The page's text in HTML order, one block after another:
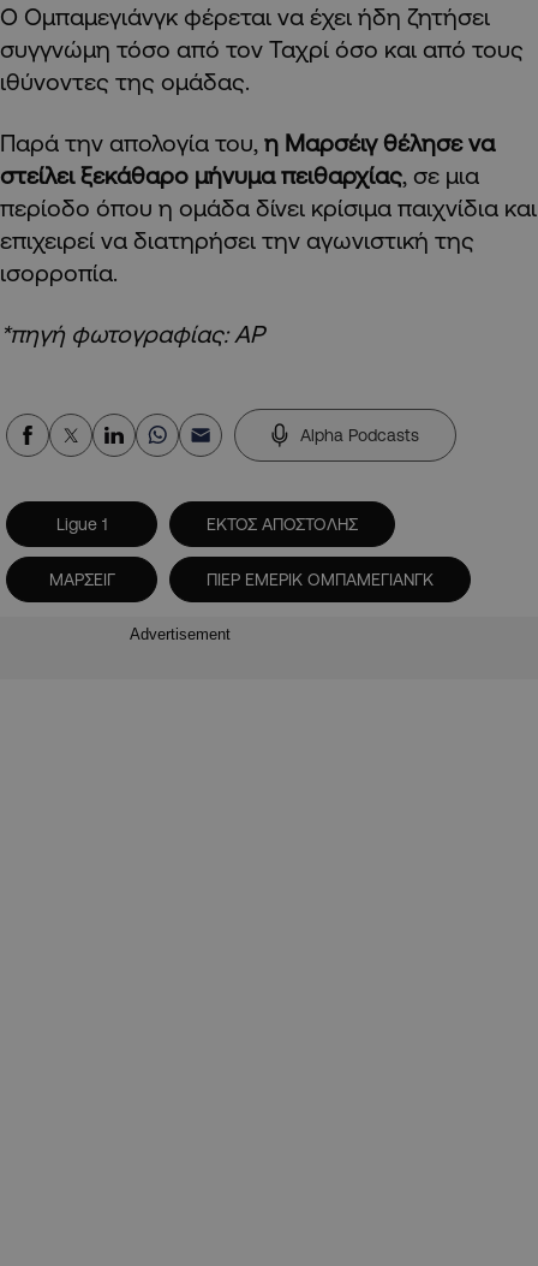
Ο Ομπαμεγιάνγκ φέρεται να έχει ήδη ζητήσει
συγγνώμη τόσο από τον Ταχρί όσο και από τους
ιθύνοντες της ομάδας.
Παρά την απολογία του, η Μαρσέιγ θέλησε να
στείλει ξεκάθαρο μήνυμα πειθαρχίας , σε μια
περίοδο όπου η ομάδα δίνει κρίσιμα παιχνίδια και
επιχειρεί να διατηρήσει την αγωνιστική της
ισορροπία.
*πηγή φωτογραφίας: AP
Alpha Podcasts
Ligue 1 ΕΚΤΟΣ ΑΠΟΣΤΟΛΗΣ
ΜΑΡΣΕΙΓ ΠΙΕΡ ΕΜΕΡΙΚ ΟΜΠΑΜΕΓΙΑΝΓΚ
Advertisement